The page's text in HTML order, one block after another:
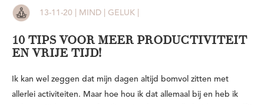
13-11-20 | MIND | GELUK |
10 TIPS VOOR MEER PRODUCTIVITEIT
EN VRIJE TIJD!
Ik kan wel zeggen dat mijn dagen altijd bomvol zitten met
allerlei activiteiten. Maar hoe hou ik dat allemaal bij en heb ik